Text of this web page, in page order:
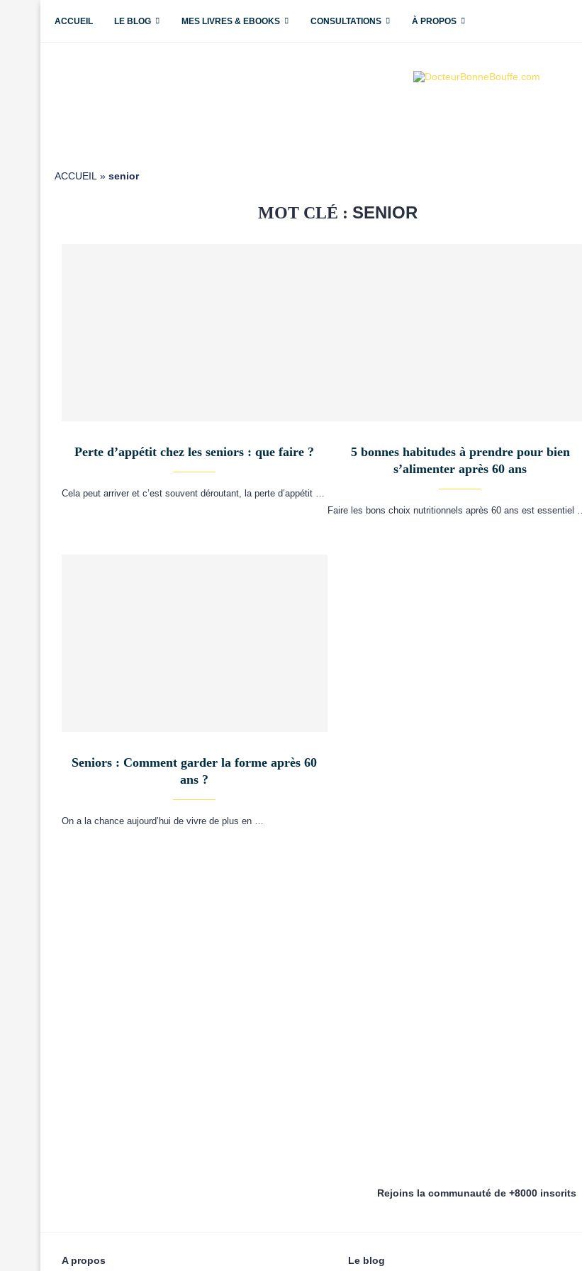
ACCUEIL LE BLOG MES LIVRES & EBOOKS CONSULTATIONS À PROPOS
ACCUEIL » senior
MOT CLÉ :SENIOR
Perte d’appétit chez les seniors : que faire ?
Cela peut arriver et c’est souvent déroutant, la perte d’appétit …
5 bonnes habitudes à prendre pour bien
s’alimenter après 60 ans
Faire les bons choix nutritionnels après 60 ans est essentiel …
Seniors : Comment garder la forme après 60
ans ?
On a la chance aujourd’hui de vivre de plus en …
Rejoins la communauté de +8000 inscrits
A propos Le blog